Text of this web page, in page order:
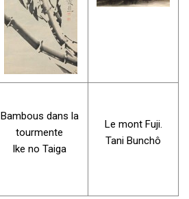
Bambous dans la
tourmente
Ike no Taiga
Le mont Fuji.
Tani Bunchô